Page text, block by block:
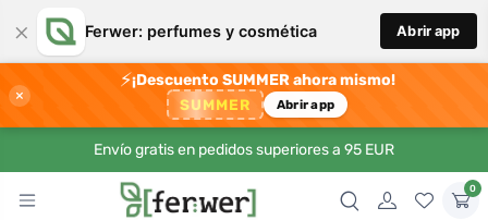
× Ferwer: perfumes y cosmética Abrir app
×
⚡¡Descuento SUMMER ahora mismo!
SUMMER Abrir app
Envío gratis en pedidos superiores a 95 EUR
0